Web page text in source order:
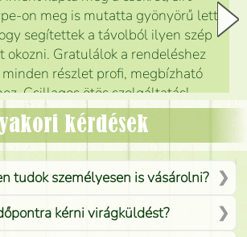
on meg is mutatta gyönyörű lett.
segítettek a távolból ilyen szép
okozni. Gratulálok a rendeléshez
részlet profi, megbízható
Csillagos ötös szolgáltatás!
Mónika
kérdések
tudok személyesen is vásárolni?
kérni virágküldést?